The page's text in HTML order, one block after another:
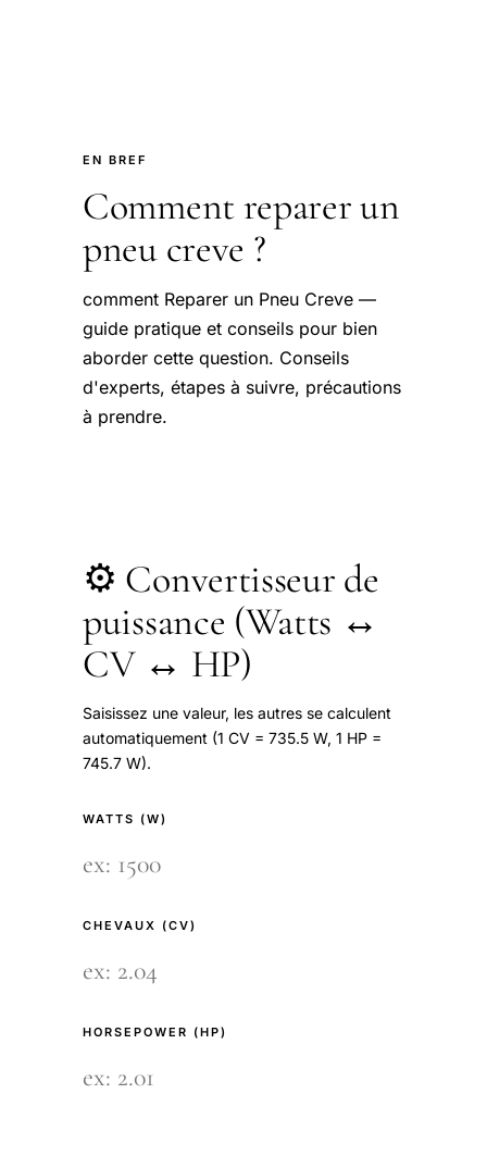
EN BREF
Comment reparer un
pneu creve ?
comment Reparer un Pneu Creve —
guide pratique et conseils pour bien
aborder cette question. Conseils
d'experts, étapes à suivre, précautions
à prendre.
⚙️ Convertisseur de
puissance (Watts ↔
CV ↔ HP)
Saisissez une valeur, les autres se calculent
automatiquement (1 CV = 735.5 W, 1 HP =
745.7 W).
WATTS (W)
CHEVAUX (CV)
HORSEPOWER (HP)